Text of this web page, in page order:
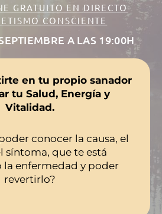
GRATUITO EN DIRECTO
CONSCIENTE
A LAS 19:00H
en tu propio sanador
tu Salud, Energía y
Vitalidad.
conocer la causa, el
síntoma, que te está
la enfermedad y poder
revertirlo?